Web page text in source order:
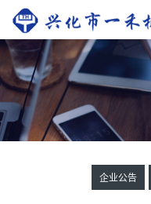
企业公告